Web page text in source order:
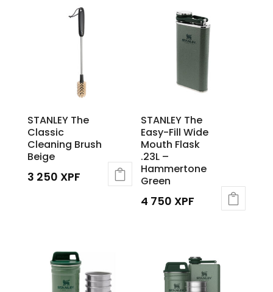
STANLEY The
Classic
Cleaning Brush
Beige
3 250 XPF
STANLEY The
Easy-Fill Wide
Mouth Flask
.23L –
Hammertone
Green
4 750 XPF